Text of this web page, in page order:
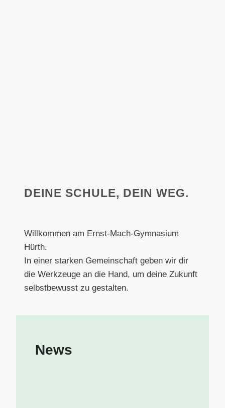
DEINE SCHULE, DEIN WEG.
Willkommen am Ernst-Mach-Gymnasium
Hürth.
In einer starken Gemeinschaft geben wir dir
die Werkzeuge an die Hand, um deine Zukunft
selbstbewusst zu gestalten.
News